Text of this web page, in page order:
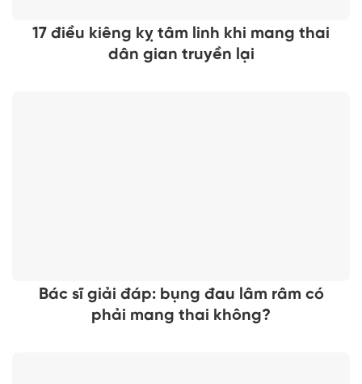
17 điều kiêng kỵ tâm linh khi mang thai
dân gian truyền lại
Bác sĩ giải đáp: bụng đau lâm râm có
phải mang thai không?